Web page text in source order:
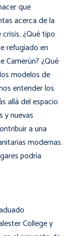
que
acerca de la
¿Qué tipo
refugiado en
Camerún? ¿Qué
modelos de
entender los
allá del espacio
y nuevas
a una
modernas.
podría
College y